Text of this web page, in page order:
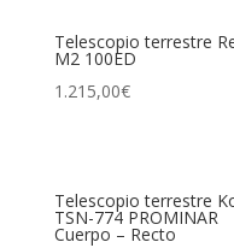
Telescopio terrestre
M2 100ED
1.215,00€
Telescopio terrestre
TSN-774 PROMINAR
Cuerpo – Recto